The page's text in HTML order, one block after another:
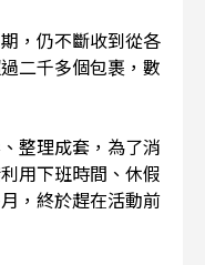
，仍不斷收到從各
二千多個包裹，數
整理成套，為了消
用下班時間、休假
，終於趕在活動前